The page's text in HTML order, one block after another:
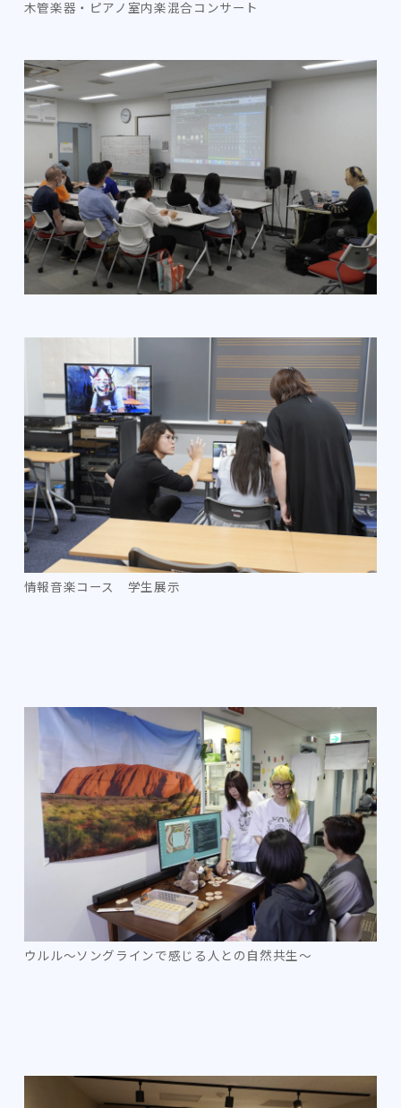
木管楽器・ピアノ室内楽混合コンサート
情報音楽コース 学生展示
ウルル～ソングラインで感じる人との自然共生～